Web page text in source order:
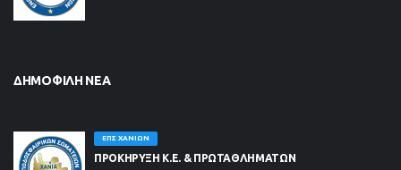
ΔΗΜΟΦΙΛΉ ΝΈΑ
ΕΠΣ ΧΑΝΊΩΝ
ΠΡΟΚΗΡΥΞΗ Κ.Ε. & ΠΡΩΤΑΘΛΗΜΑΤΩΝ